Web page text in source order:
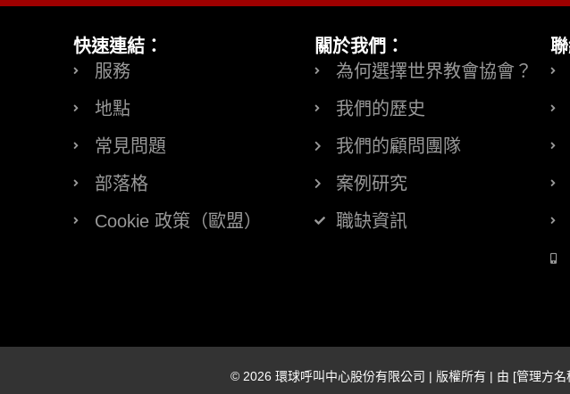
快速連結：
服務
地點
常見問題
部落格
Cookie 政策（歐盟）
關於我們：
為何選擇世界教會協會？
我們的歷史
我們的顧問團隊
案例研究
職缺資訊
© 2026 環球呼叫中心股份有限公司 | 版權所有 | 由 [管理方名